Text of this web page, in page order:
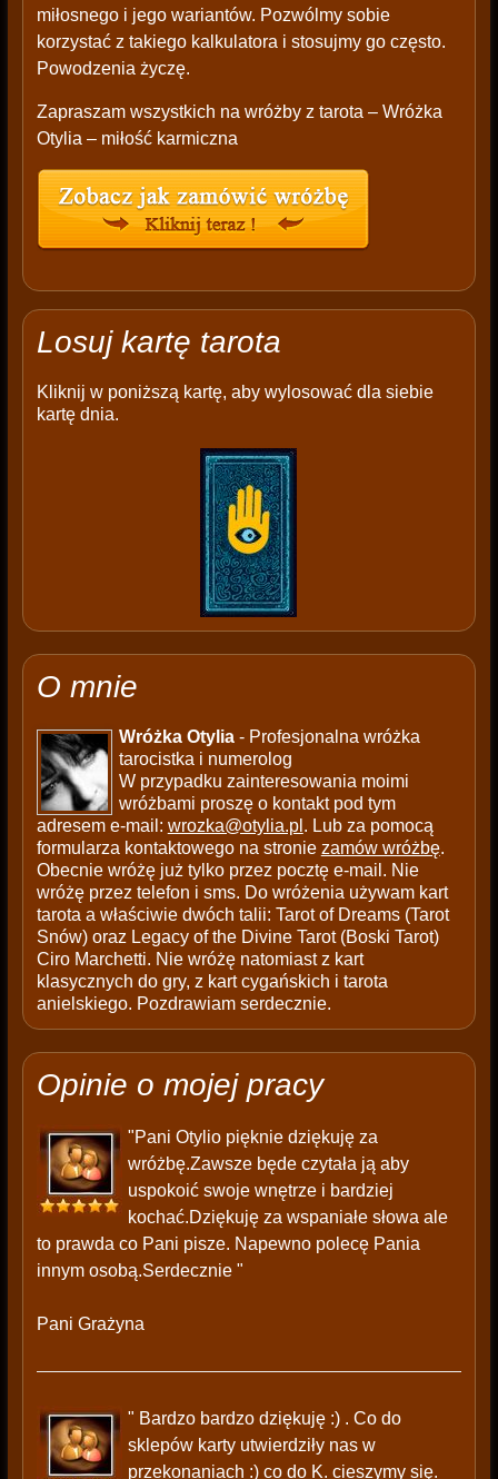
miłosnego i jego wariantów. Pozwólmy sobie
korzystać z takiego kalkulatora i stosujmy go często.
Powodzenia życzę.
Zapraszam wszystkich na wróżby z tarota – Wróżka
Otylia – miłość karmiczna
Losuj kartę tarota
Kliknij w poniższą kartę, aby wylosować dla siebie
kartę dnia.
O mnie
Wróżka Otylia- Profesjonalna wróżka
tarocistka i numerolog
W przypadku zainteresowania moimi
wróżbami proszę o kontakt pod tym
adresem e-mail: wrozka@otylia.pl . Lub za pomocą
formularza kontaktowego na stronie zamów wróżbę.
Obecnie wróżę już tylko przez pocztę e-mail. Nie
wróżę przez telefon i sms. Do wróżenia używam kart
tarota a właściwie dwóch talii: Tarot of Dreams (Tarot
Snów) oraz Legacy of the Divine Tarot (Boski Tarot)
Ciro Marchetti. Nie wróżę natomiast z kart
klasycznych do gry, z kart cygańskich i tarota
anielskiego. Pozdrawiam serdecznie.
Opinie o mojej pracy
"Pani Otylio pięknie dziękuję za
wróżbę.Zawsze będe czytała ją aby
uspokoić swoje wnętrze i bardziej
kochać.Dziękuję za wspaniałe słowa ale
to prawda co Pani pisze. Napewno polecę Pania
innym osobą.Serdecznie "
Pani Grażyna
" Bardzo bardzo dziękuję :) . Co do
sklepów karty utwierdziły nas w
przekonaniach :) co do K. cieszymy się.